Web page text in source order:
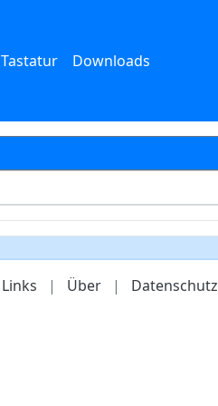
Tastatur Downloads
Links | Über | Datenschutz